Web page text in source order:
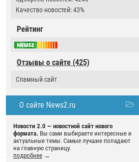
Качество новостей: 43%
Рейтинг
Отзывы о сайте (425)
Спамный сайт
О сайте News2.ru
Новости 2.0 — новостной сайт нового
формата. Вы сами выбираете интересные и
актуальные темы. Самые лучшие попадают
на главную страницу.
подробнее →